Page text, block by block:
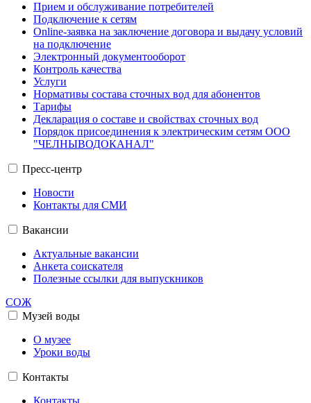
Прием и обслуживание потребителей
Подключение к сетям
Online-заявка на заключение договора и выдачу условий
на подключение
Электронный документооборот
Контроль качества
Услуги
Нормативы состава сточных вод для абонентов
Тарифы
Декларация о составе и свойствах сточных вод
Порядок присоединения к электрическим сетям ООО
"ЧЕЛНЫВОДОКАНАЛ"
Пресс-центр
Новости
Контакты для СМИ
Вакансии
Актуальные вакансии
Анкета соискателя
Полезные ссылки для выпускников
СОЖ
Музей воды
О музее
Уроки воды
Контакты
Контакты